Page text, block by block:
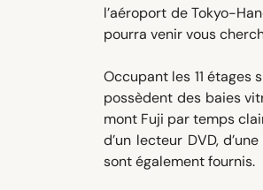
l’aéroport de Tokyo-
pourra venir vous
Occupant les 11
possèdent des baies
mont Fuji par temps
d’un lecteur DVD,
sont également fournis.